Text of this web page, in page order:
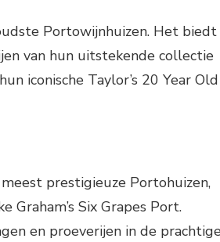
Portowijnhuizen. Het biedt
van hun uitstekende collectie
iconische Taylor’s 20 Year Old
prestigieuze Portohuizen,
Graham’s Six Grapes Port.
en proeverijen in de